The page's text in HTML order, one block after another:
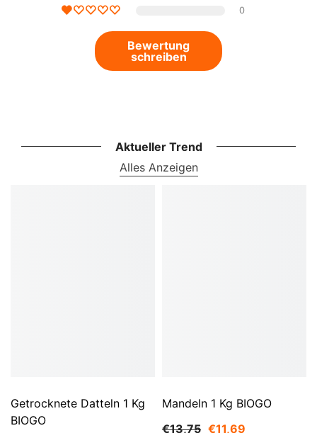
0
Bewertung
schreiben
Aktueller Trend
Alles Anzeigen
Getrocknete Datteln 1 Kg
BIOGO
Mandeln 1 Kg BIOGO
€13,75 €11,69